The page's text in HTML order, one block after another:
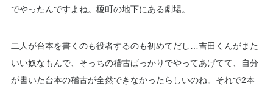
でやったんですよね。榎町の地下にある劇場。
二人が台本を書くのも役者するのも初めてだし…吉田くんがまた
いい奴なもんで、そっちの稽古ばっかりでやってあげてて、自分
が書いた台本の稽古が全然できなかったらしいのね。それで2本